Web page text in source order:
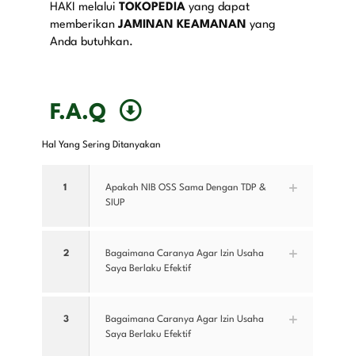
HAKI melalui TOKOPEDIA yang dapat
memberikan JAMINAN KEAMANAN yang
Anda butuhkan.
F.A.Q
Hal Yang Sering Ditanyakan
1
Apakah NIB OSS Sama Dengan TDP &
SIUP
2
Bagaimana Caranya Agar Izin Usaha
Saya Berlaku Efektif
3
Bagaimana Caranya Agar Izin Usaha
Saya Berlaku Efektif